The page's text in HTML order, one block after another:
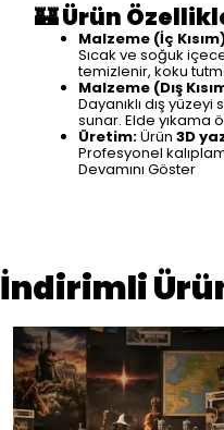
🏰Ürün
Malzeme (İç
Sıcak ve soğuk
temizlenir, koku
Malzeme (Dış
Dayanıklı dış
sunar. Elde yıkama
Üretim:Ürün 3D
Profesyonel
Devamını Göster
İndirimli